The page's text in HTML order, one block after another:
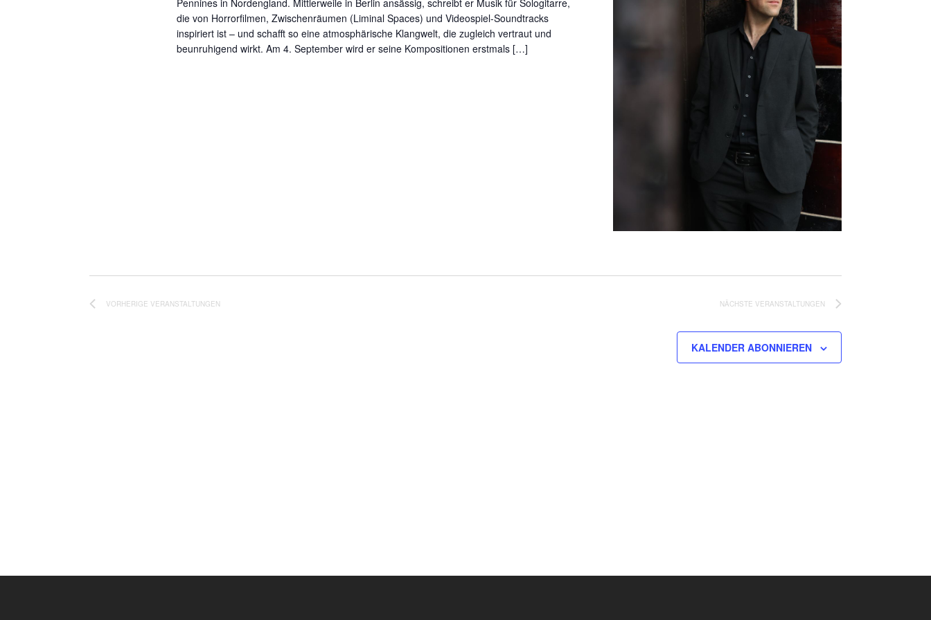
Pennines in Nordengland. Mittlerweile in Berlin ansässig, schreibt er Musik für Sologitarre,
die von Horrorfilmen, Zwischenräumen (Liminal Spaces) und Videospiel-Soundtracks
inspiriert ist – und schafft so eine atmosphärische Klangwelt, die zugleich vertraut und
beunruhigend wirkt. Am 4. September wird er seine Kompositionen erstmals […]
VORHERIGE VERANSTALTUNGEN NÄCHSTE VERANSTALTUNGEN
KALENDER ABONNIEREN